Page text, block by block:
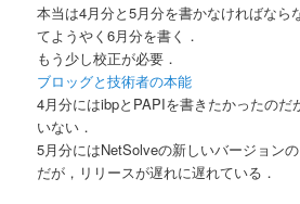
本当は4月分と5月分を書かなければなら
てようやく6月分を書く．
もう少し校正が必要．
ブロッグと技術者の本能
4月分にはibpとPAPIを書きたかったのだ
いない．
5月分にはNetSolveの新しいバージョン
だが，リリースが遅れに遅れている．